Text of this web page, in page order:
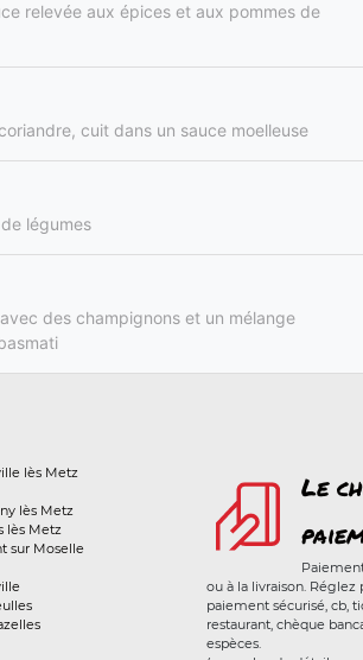
relevée aux épices et aux pommes de
cuit dans un sauce moelleuse
légumes
des champignons et un mélange
lès Metz
lès Metz
lès Metz
sur Moselle
Le
ou à la livraison. Réglez
paiement sécurisé, cb,
restaurant, chèque
espèces.